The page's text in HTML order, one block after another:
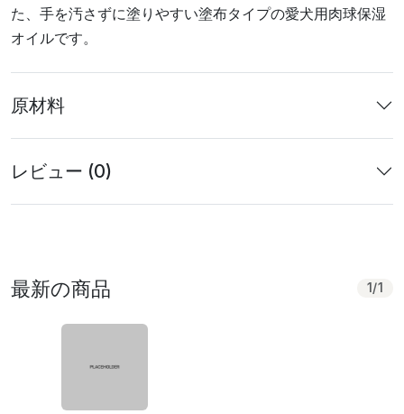
た、手を汚さずに塗りやすい塗布タイプの愛犬用肉球保湿
オイルです。
原材料
レビュー (0)
最新の商品 1 /1